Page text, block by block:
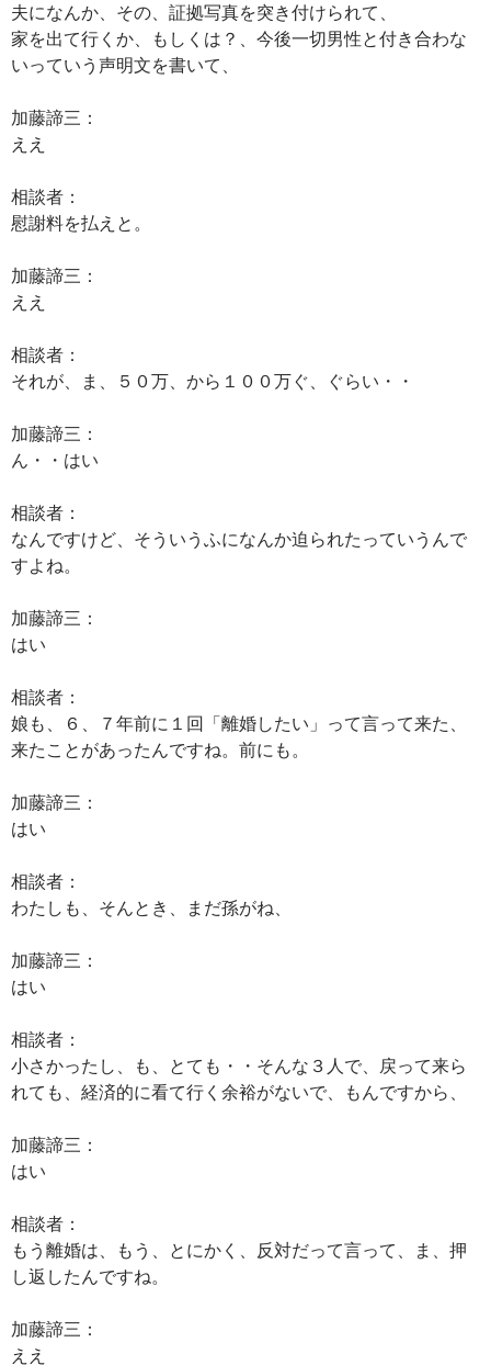
夫になんか、その、証拠写真を突き付けられて、
家を出て行くか、もしくは？、今後一切男性と付き合わな
いっていう声明文を書いて、
加藤諦三：
ええ
相談者：
慰謝料を払えと。
加藤諦三：
ええ
相談者：
それが、ま、５０万、から１００万ぐ、ぐらい・・
加藤諦三：
ん・・はい
相談者：
なんですけど、そういうふになんか迫られたっていうんで
すよね。
加藤諦三：
はい
相談者：
娘も、６、７年前に１回「離婚したい」って言って来た、
来たことがあったんですね。前にも。
加藤諦三：
はい
相談者：
わたしも、そんとき、まだ孫がね、
加藤諦三：
はい
相談者：
小さかったし、も、とても・・そんな３人で、戻って来ら
れても、経済的に看て行く余裕がないで、もんですから、
加藤諦三：
はい
相談者：
もう離婚は、もう、とにかく、反対だって言って、ま、押
し返したんですね。
加藤諦三：
ええ